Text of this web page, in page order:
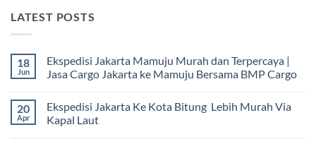
LATEST POSTS
18
Jun
Ekspedisi Jakarta Mamuju Murah dan Terpercaya |
Jasa Cargo Jakarta ke Mamuju Bersama BMP Cargo
komentar
pada
Ekspedisi
20
Apr
Ekspedisi Jakarta Ke Kota Bitung Lebih Murah Via
Kapal Laut